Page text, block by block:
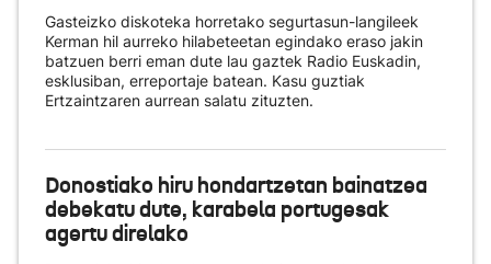
Gasteizko diskoteka horretako segurtasun-langileek
Kerman hil aurreko hilabeteetan egindako eraso jakin
batzuen berri eman dute lau gaztek Radio Euskadin,
esklusiban, erreportaje batean. Kasu guztiak
Ertzaintzaren aurrean salatu zituzten.
Donostiako hiru hondartzetan bainatzea
debekatu dute, karabela portugesak
agertu direlako